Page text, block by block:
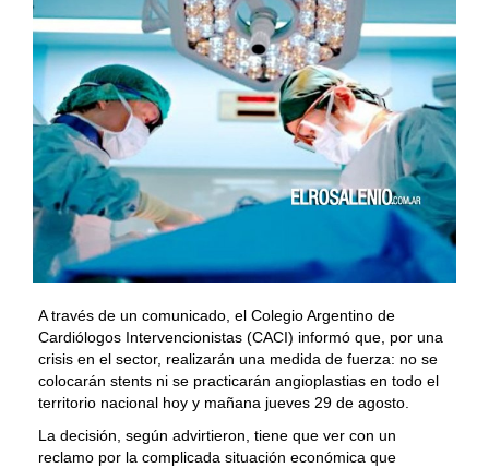
A través de un comunicado, el Colegio Argentino de
Cardiólogos Intervencionistas (CACI) informó que, por una
crisis en el sector, realizarán una medida de fuerza: no se
colocarán stents ni se practicarán angioplastias en todo el
territorio nacional hoy y mañana jueves 29 de agosto.
La decisión, según advirtieron, tiene que ver con un
reclamo por la complicada situación económica que